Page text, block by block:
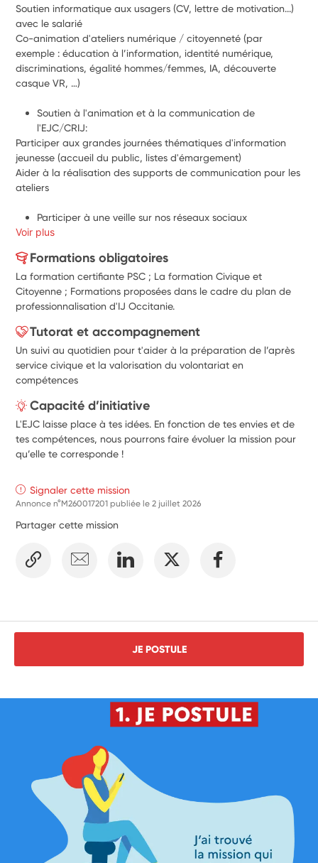
Soutien informatique aux usagers (CV, lettre de motivation...)
avec le salarié
Co-animation d'ateliers numérique / citoyenneté (par
exemple : éducation à l’information, identité numérique,
discriminations, égalité hommes/femmes, IA, découverte
casque VR, …)
Soutien à l'animation et à la communication de
l'EJC/CRIJ:
Participer aux grandes journées thématiques d'information
jeunesse (accueil du public, listes d'émargement)
Aider à la réalisation des supports de communication pour les
ateliers
Participer à une veille sur nos réseaux sociaux
Voir plus
Formations obligatoires
La formation certifiante PSC ; La formation Civique et
Citoyenne ; Formations proposées dans le cadre du plan de
professionnalisation d'IJ Occitanie.
Tutorat et accompagnement
Un suivi au quotidien pour t'aider à la préparation de l’après
service civique et la valorisation du volontariat en
compétences
Capacité d’initiative
L'EJC laisse place à tes idées. En fonction de tes envies et de
tes compétences, nous pourrons faire évoluer la mission pour
qu’elle te corresponde !
Signaler cette mission
Annonce n°M260017201 publiée le2 juillet 2026
Partager cette mission
JE POSTULE